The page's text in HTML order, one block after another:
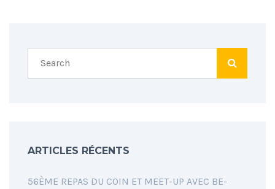
ARTICLES RÉCENTS
56ÈME REPAS DU COIN ET MEET-UP AVEC BE-